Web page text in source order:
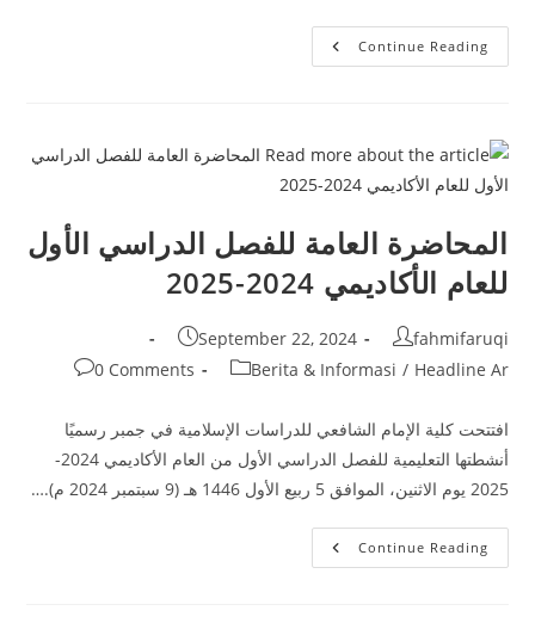
Continue Readingاللقاء
المفتوح
المحاضرة العامة للفصل الدراسي الأول
للعام الأكاديمي 2024-2025
Post
author:
fahmifaruqi
Post
published:
September 22, 2024
Post
Berita & Informasi / Headline Ar
Post
0 Comments
افتتحت كلية الإمام الشافعي للدراسات الإسلامية في جمبر رسميًا
أنشطتها التعليمية للفصل الدراسي الأول من العام الأكاديمي 2024-
2025 يوم الاثنين، الموافق 5 ربيع الأول 1446 هـ (9 سبتمبر 2024 م).…
Continue Readingالمحاضرة
العامة